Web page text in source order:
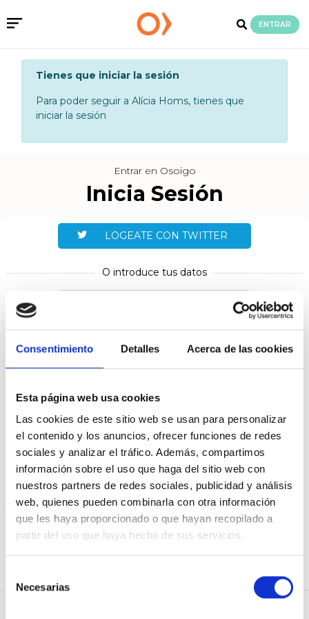
Consentimiento Detalles Acerca de las cookies
Esta página web usa cookies
Las cookies de este sitio web se usan para personalizar
el contenido y los anuncios, ofrecer funciones de redes
sociales y analizar el tráfico. Además, compartimos
información sobre el uso que haga del sitio web con
nuestros partners de redes sociales, publicidad y análisis
web, quienes pueden combinarla con otra información
que les haya proporcionado o que hayan recopilado a
partir del uso que haya hecho de sus servicios.
Necesarias
ENTRAR
Tienes que iniciar la sesión
Para poder seguir a Alícia Homs, tienes que
iniciar la sesión
Entrar en Osoigo
Inicia Sesión
LOGEATE CON TWITTER
O introduce tus datos
Recuérdame
He olvidado mi contraseña
¿No eres usuario de Osoigo?¡Únete!